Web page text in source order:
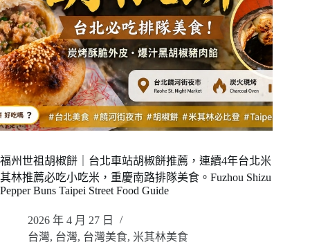
福州世祖胡椒餅｜台北車站胡椒餅推薦，連續4年台北米
其林推薦必吃小吃米，重慶南路排隊美食。Fuzhou Shizu
Pepper Buns Taipei Street Food Guide
2026 年 4 月 27 日
台灣, 台灣, 台灣美食, 米其林美食